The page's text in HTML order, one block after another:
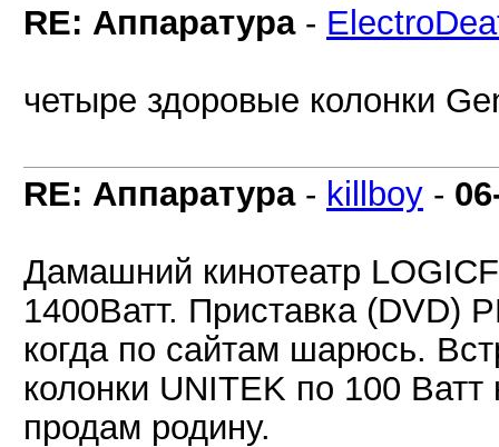
RE: Аппаратура-
четыре здоровые колонки
RE: Аппаратура- killboy -
Дамашний кинотеатр
1400Ватт. Приставка (DVD)
когда по сайтам шарюсь.
колонки UNITEK по 100
продам родину.